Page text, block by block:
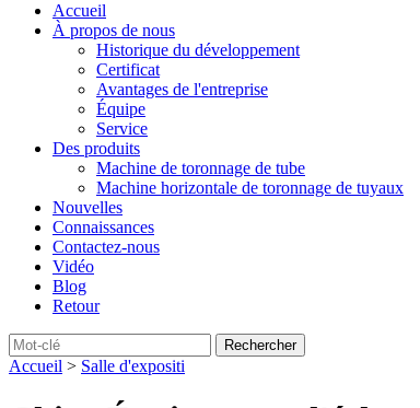
Accueil
À propos de nous
Historique du développement
Certificat
Avantages de l'entreprise
Équipe
Service
Des produits
Machine de toronnage de tube
Machine horizontale de toronnage de tuyaux
Nouvelles
Connaissances
Contactez-nous
Vidéo
Blog
Retour
Accueil > Salle d'expositi